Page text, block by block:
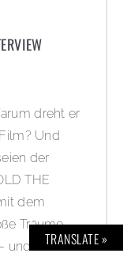
dreht er
Und
der
THE
dem
Träume,
und dieTRANSLATE »